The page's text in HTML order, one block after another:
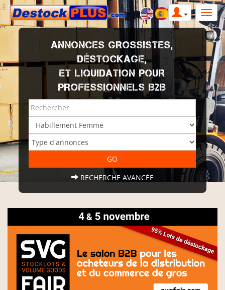
ANNONCES GROSSISTES,
DÉSTOCKAGE,
ET LIQUIDATION POUR
PROFESSIONNELS B2B
RECHERCHE AVANCÉE